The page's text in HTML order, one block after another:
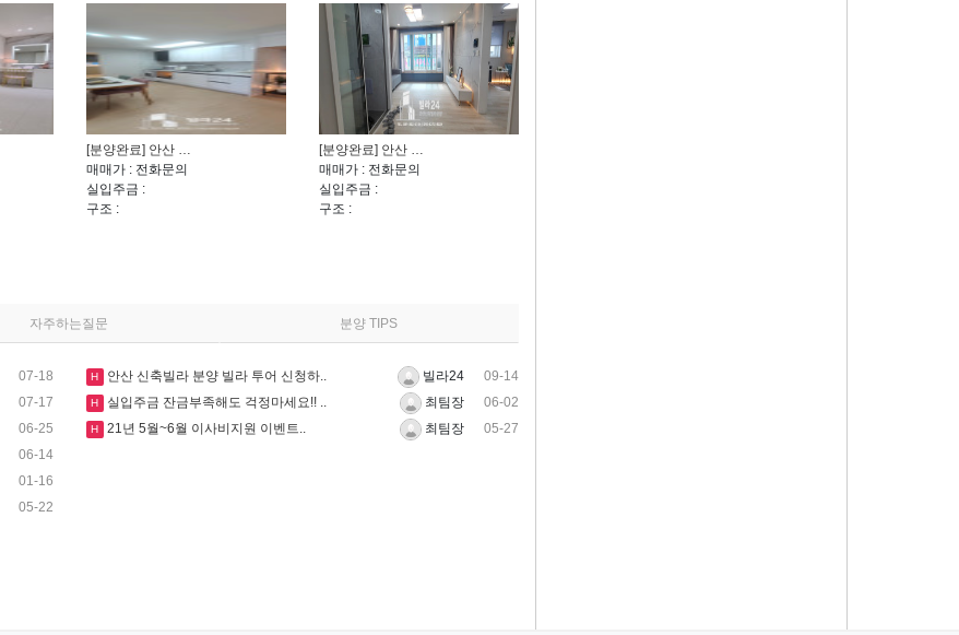
[분양완료] 안산 …
매매가 : 전화문의
실입주금 :
구조 :
[분양완료] 안산 …
매매가 : 전화문의
실입주금 :
구조 :
자주하는질문 분양 TIPS
07-18
07-17
06-25
06-14
01-16
05-22
H 안산 신축빌라 분양 빌라 투어 신청하.. 빌라24 09-14
H 실입주금 잔금부족해도 걱정마세요!! .. 최팀장 06-02
H 21년 5월~6월 이사비지원 이벤트.. 최팀장 05-27